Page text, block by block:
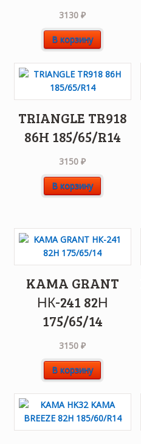
3130₽
В корзину
TRIANGLE TR918
86H 185/65/R14
3150₽
В корзину
KAMA GRANT
НК-241 82Н
175/65/14
3150₽
В корзину